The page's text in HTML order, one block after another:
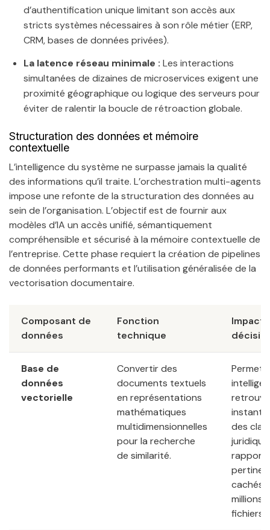
d’authentification unique limitant son accès aux
stricts systèmes nécessaires à son rôle métier (ERP,
CRM, bases de données privées).
La latence réseau minimale : Les interactions
simultanées de dizaines de microservices exigent une
proximité géographique ou logique des serveurs pour
éviter de ralentir la boucle de rétroaction globale.
Structuration des données et mémoire
contextuelle
L’intelligence du système ne surpasse jamais la qualité
des informations qu’il traite. L’orchestration multi-agents
impose une refonte de la structuration des données au
sein de l’organisation. L’objectif est de fournir aux
modèles d’IA un accès unifié, sémantiquement
compréhensible et sécurisé à la mémoire contextuelle de
l’entreprise. Cette phase requiert la création de pipelines
de données performants et l’utilisation généralisée de la
vectorisation documentaire.
Composant de
données
Fonction
technique
Impact
Base de
données
vectorielle
Convertir des
documents textuels
en représentations
mathématiques
multidimensionnelles
pour la recherche
de similarité.
Permet
des
cachés
millions
fichiers.